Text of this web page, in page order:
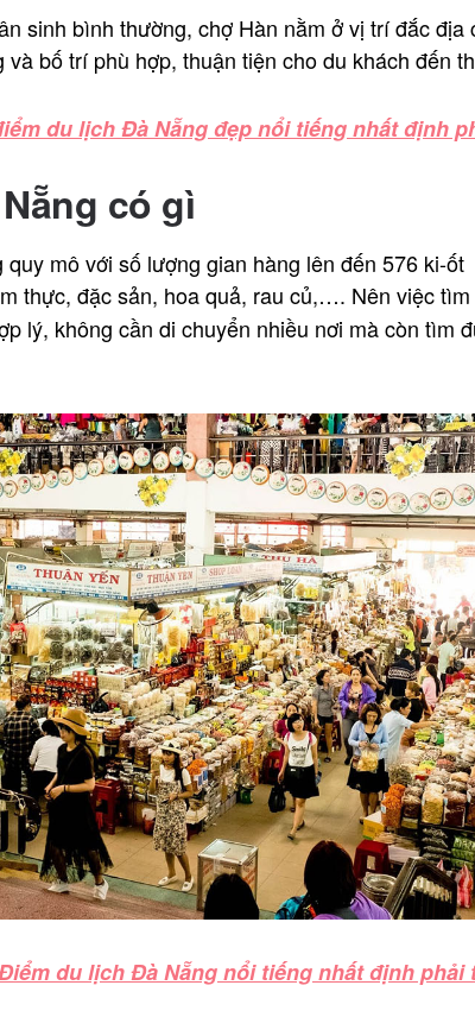
sinh bình thường, chợ Hàn nằm ở vị trí đắc địa
bố trí phù hợp, thuận tiện cho du khách đến
du lịch Đà Nẵng đẹp nổi tiếng nhất định
có gì
mô với số lượng gian hàng lên đến 576 ki-
thực, đặc sản, hoa quả, rau củ,…. Nên việc
lý, không cần di chuyển nhiều nơi mà còn tìm
du lịch Đà Nẵng nổi tiếng nhất định phải